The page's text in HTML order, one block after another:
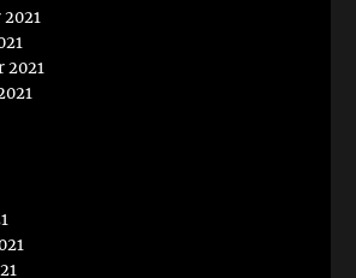
2021